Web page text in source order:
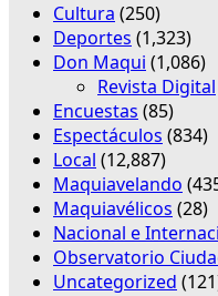
Cultura (250)
Deportes (1,323)
Don Maqui (1,086)
Revista Digital
Encuestas (85)
Espectáculos (834)
Local (12,887)
Maquiavelando
Maquiavélicos (28)
Nacional e
Observatorio
Uncategorized